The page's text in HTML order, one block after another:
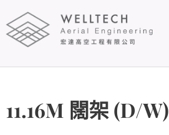
11.16M 闊架 (D/W)